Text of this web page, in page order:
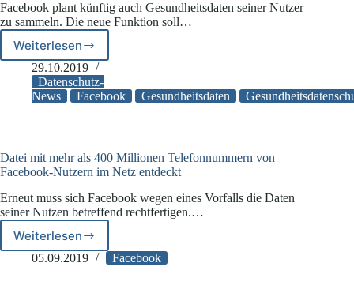
Datenschutzgründen
Facebook plant künftig auch Gesundheitsdaten seiner Nutzer
zu sammeln. Die neue Funktion soll…
Weiterlesen
Facebook
führt
Präventive-
Gesundheits-
29.10.2019
Datenschutz-
News
Facebook Gesundheitsdaten
Datei mit mehr als 400 Millionen Telefonnummern von
Facebook-Nutzern im Netz entdeckt
Erneut muss sich Facebook wegen eines Vorfalls die Daten
seiner Nutzen betreffend rechtfertigen.…
Weiterlesen
Datei
mit
05.09.2019 Facebook